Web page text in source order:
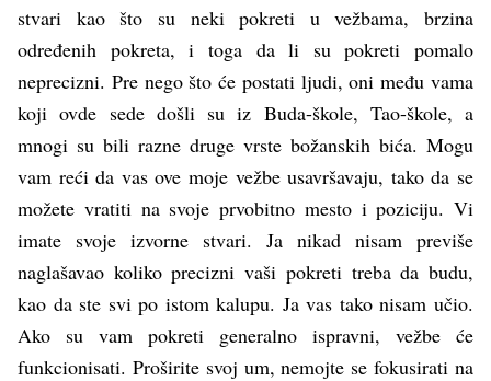
stvari kao što su neki pokreti u vežbama, brzina
određenih pokreta, i toga da li su pokreti pomalo
neprecizni. Pre nego što će postati ljudi, oni među vama
koji ovde sede došli su iz Buda-škole, Tao-škole, a
mnogi su bili razne druge vrste božanskih bića. Mogu
vam reći da vas ove moje vežbe usavršavaju, tako da se
možete vratiti na svoje prvobitno mesto i poziciju. Vi
imate svoje izvorne stvari. Ja nikad nisam previše
naglašavao koliko precizni vaši pokreti treba da budu,
kao da ste svi po istom kalupu. Ja vas tako nisam učio.
Ako su vam pokreti generalno ispravni, vežbe će
funkcionisati. Proširite svoj um, nemojte se fokusirati na